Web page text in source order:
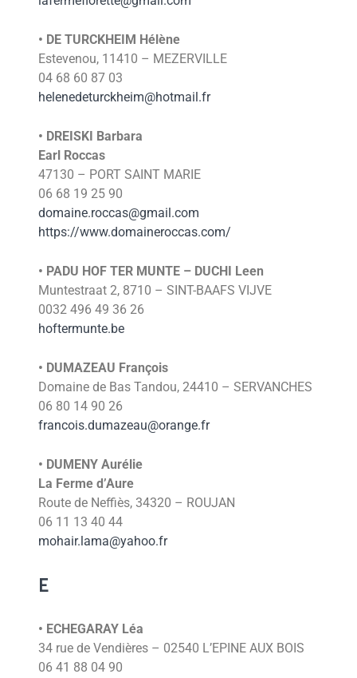
• DE TURCKHEIM Hélène
Estevenou, 11410 – MEZERVILLE
04 68 60 87 03
helenedeturckheim@hotmail.fr
• DREISKI Barbara
Earl Roccas
47130 – PORT SAINT MARIE
06 68 19 25 90
domaine.roccas@gmail.com
https://www.domaineroccas.com/
• PADU HOF TER MUNTE – DUCHI Leen
Muntestraat 2, 8710 – SINT-BAAFS VIJVE
0032 496 49 36 26
hoftermunte.be
• DUMAZEAU François
Domaine de Bas Tandou, 24410 – SERVANCHES
06 80 14 90 26
francois.dumazeau@orange.fr
• DUMENY Aurélie
La Ferme d’Aure
Route de Neffiès, 34320 – ROUJAN
06 11 13 40 44
mohair.lama@yahoo.fr
E
• ECHEGARAY Léa
34 rue de Vendières – 02540 L’EPINE AUX BOIS
06 41 88 04 90